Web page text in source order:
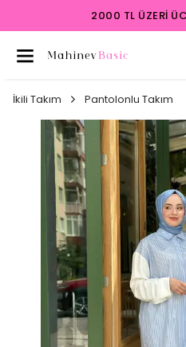
2000 TL ÜZERI
İkili Takım Pantolonlu Takım